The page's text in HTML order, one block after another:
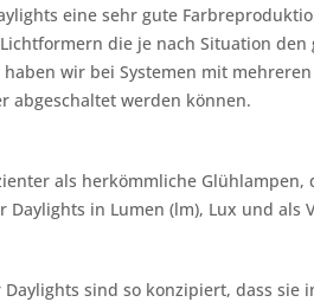
eine sehr gute
die je nach Situation
wir bei Systemen mit
abgeschaltet werden können.
als herkömmliche
Daylights in Lumen (lm), Lux und
sind so konzipiert, dass